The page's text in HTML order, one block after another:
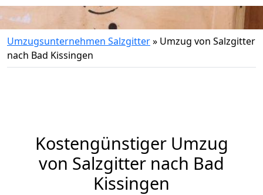
Umzugsunternehmen Salzgitter» Umzug von Salzgitter
nach Bad Kissingen
Kostengünstiger Umzug
von Salzgitter nach Bad
Kissingen